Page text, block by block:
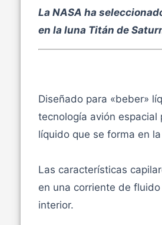
La NASA ha
en la luna Titán de
Diseñado para «beber»
tecnología avión
líquido que se forma en
Las características
en una corriente de
interior.